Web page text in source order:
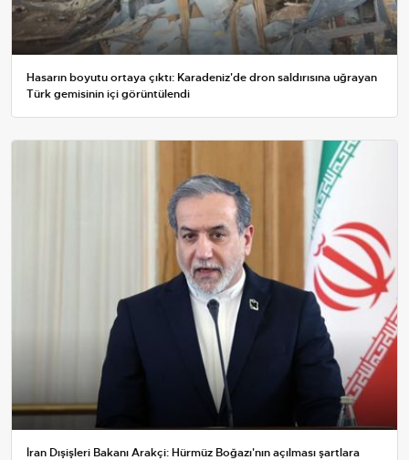
Hasarın boyutu ortaya çıktı: Karadeniz'de dron saldırısına uğrayan
Türk gemisinin içi görüntülendi
İran Dışişleri Bakanı Arakçi: Hürmüz Boğazı'nın açılması şartlara